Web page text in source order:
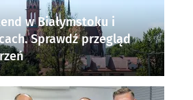
w Białymstoku i
Sprawdź przegląd